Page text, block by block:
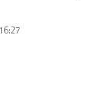
16:27